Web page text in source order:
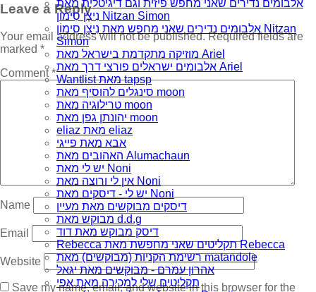
אלבומים נדירים שאני מחפש פיזית וגם דיגיטלית מאת
נִיצָן סִימוֹן Nitzan Simon
אלבומים נדירים שאני מחפש מאת נִיצָן סִימוֹן Nitzan
Simon
מוזיקה מתקדמת בישראל מאת Ariel
אלבומים ישראלים פורצי דרך מאת Ariel
Wantlist מאת tapsp
סינגלים להוסיף מאת moon
טרילוגיה מאת moon
יהונתן גפן מאת moon
eliaz מאת eliaz
אבא מאת פייגי
האהובים מאת Alumachaun
יש לי מאת Noni
אין לי ורוצה מאת Noni
יש לי - דיסקים מאת Noni
דיסקים מבוקשים מאת מעיין
מבוקש מאת d.d.g
דיסק מבוקש מאת דוד
Rebecca תקליטים שאני מחפשת מאת Rebecca
רשימת הקניות (מבוקשים) מאת matandole
אהרון עמרם - מבוקשים מאת יגאל
תקליטים שלי למכירה מאת אפי
Leave a Reply
Your email address will not be published. Required fields are
marked *
Comment*
Name
Email
Website
Save my name, email, and website in this browser for the